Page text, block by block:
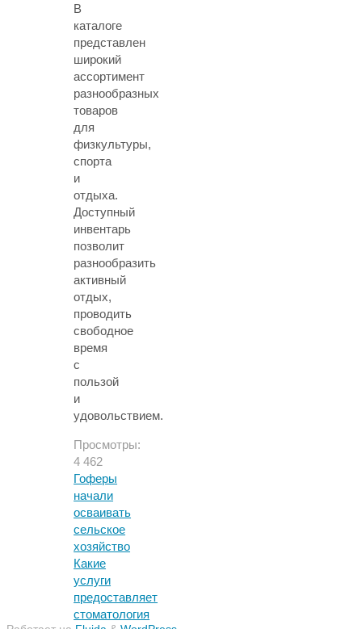
В
каталоге
представлен
широкий
ассортимент
разнообразных
товаров
для
физкультуры,
спорта
и
отдыха.
Доступный
инвентарь
позволит
разнообразить
активный
отдых,
проводить
свободное
время
с
пользой
и
удовольствием.
Просмотры:
4 462
Гоферы
начали
осваивать
сельское
хозяйство
Какие
услуги
предоставляет
стоматология